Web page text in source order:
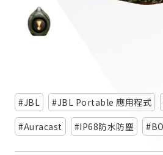
請選擇分類
JBL JBL Portable 應用程式
Auracast
IP68防水防塵